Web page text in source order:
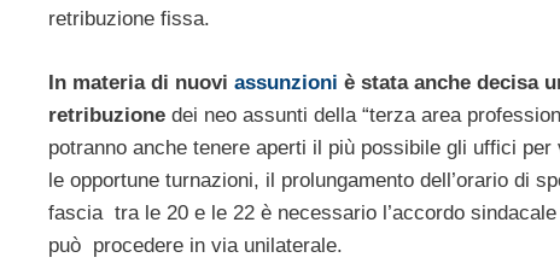
retribuzione fissa.
In materia di nuovi assunzioni è stata anche decisa
retribuzione dei neo assunti della “terza area
potranno anche tenere aperti il più possibile gli uffici
le opportune turnazioni, il prolungamento dell’orario di
fascia tra le 20 e le 22 è necessario l’accordo
può procedere in via unilaterale.